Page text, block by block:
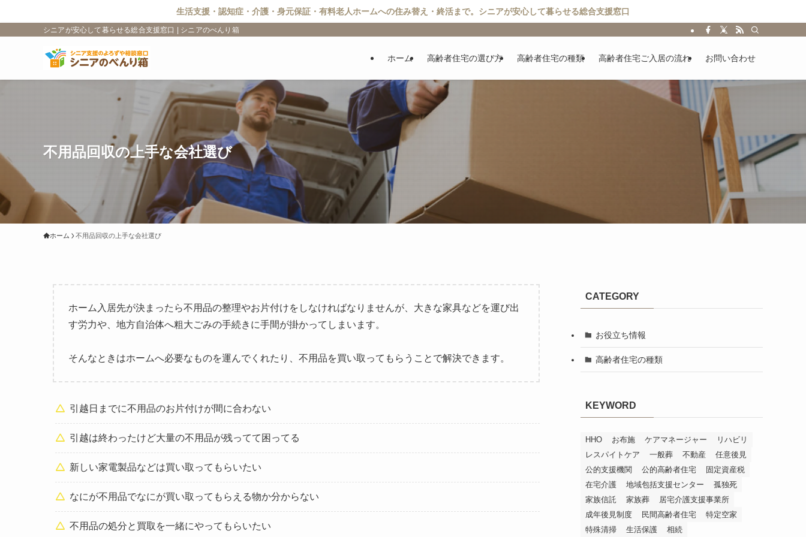
生活支援・認知症・介護・身元保証・有料老人ホームへの住み替え・終活まで。シニアが安心して暮らせる総合支援窓口
シニアが安心して暮らせる総合支援窓口 | シニアのべんり箱
ホーム 高齢者住宅の選び方 高齢者住宅の種類 高齢者住宅ご入居の流れ お問い合わせ
不用品回収の上手な会社選び
ホーム 不用品回収の上手な会社選び
ホーム入居先が決まったら不用品の整理やお片付けをしなければなりませんが、大きな家具などを運び出
す労力や、地方自治体へ粗大ごみの手続きに手間が掛かってしまいます。
そんなときはホームへ必要なものを運んでくれたり、不用品を買い取ってもらうことで解決できます。
引越日までに不用品のお片付けが間に合わない
引越は終わったけど大量の不用品が残ってて困ってる
新しい家電製品などは買い取ってもらいたい
なにが不用品でなにが買い取ってもらえる物か分からない
不用品の処分と買取を一緒にやってもらいたい
CATEGORY
お役立ち情報
高齢者住宅の種類
KEYWORD
HHO お布施 ケアマネージャー
リハビリ
レスパイトケア
一般葬 不動産
任意後見
公的支援機関
公的高齢者住宅
固定資産税
在宅介護
地域包括支援センター
孤独死
家族信託
家族葬
居宅介護支援事業所
成年後見制度
民間高齢者住宅
特定空家
特殊清掃
生活保護 相続